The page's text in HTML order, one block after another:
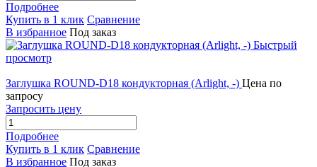
Подробнее
Купить в 1 клик Сравнение
В избранное Под заказ
Быстрый
просмотр
Заглушка ROUND-D18 кондукторная (Arlight, -) Цена по
запросу
Запросить цену
Подробнее
Купить в 1 клик Сравнение
В избранное Под заказ